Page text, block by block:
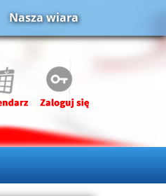
Nasza wiara